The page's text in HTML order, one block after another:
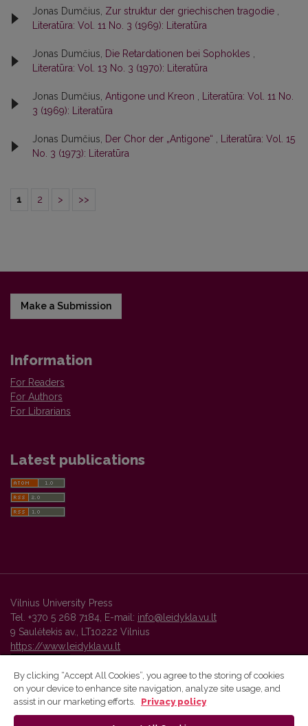
Jonas Dumčius, Zur struktur der griechischen tragodie ,
Literatūra: Vol. 11 No. 3 (1969): Literatūra
Jonas Dumčius, Die Retardationen bei Sophokles ,
Literatūra: Vol. 13 No. 3 (1970): Literatūra
Jonas Dumčius, Antigone und Kreon , Literatūra: Vol. 11 No.
3 (1969): Literatūra
Jonas Dumčius, Der Chor der „Antigone“ , Literatūra: Vol. 15
No. 3 (1973): Literatūra
1 2 > >>
Make a Submission
Information
For Readers
For Authors
For Librarians
Latest publications
Vilnius University Press
Tel. +370 5 268 7184, E-mail: info@leidykla.vu.lt
9 Saulėtekis av., LT10222 Vilnius
https://www.leidykla.vu.lt
Vilnius University Press platform and metadata are distributed by
By clicking “Accept All Cookies”, you agree to the storing of cookies
on your device to enhance site navigation, analyze site usage, and
assist in our marketing efforts.
Privacy policy